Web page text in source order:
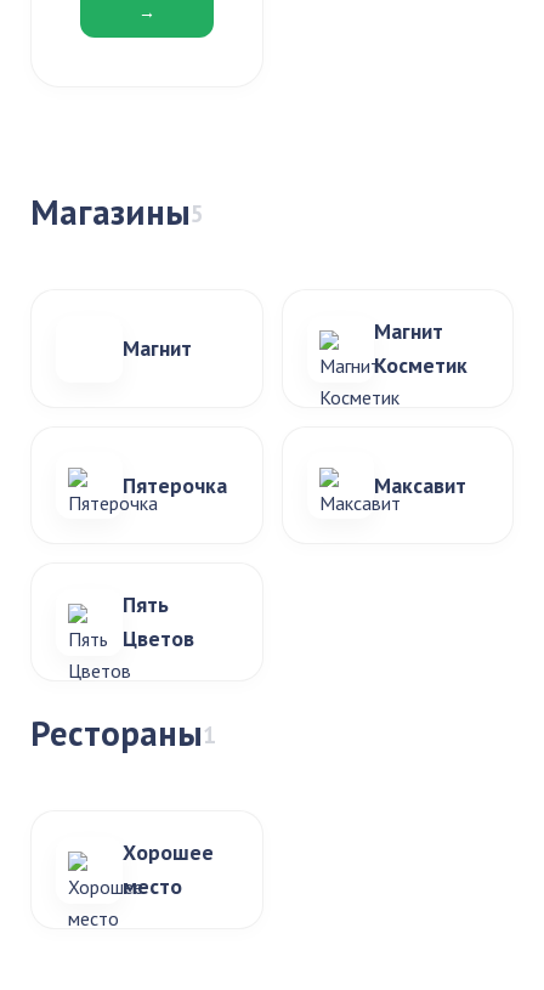
→
Магазины5
Магнит
Магнит
Косметик
Пятерочка Максавит
Пять
Цветов
Рестораны1
Хорошее
место